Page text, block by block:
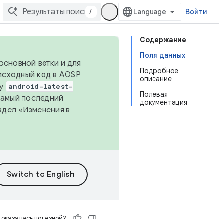
/ Войти
Содержание
Поля данных
Подробное
описание
Полевая
документация
ветки и для
код в AOSP
android-latest-
последний
«Изменения в